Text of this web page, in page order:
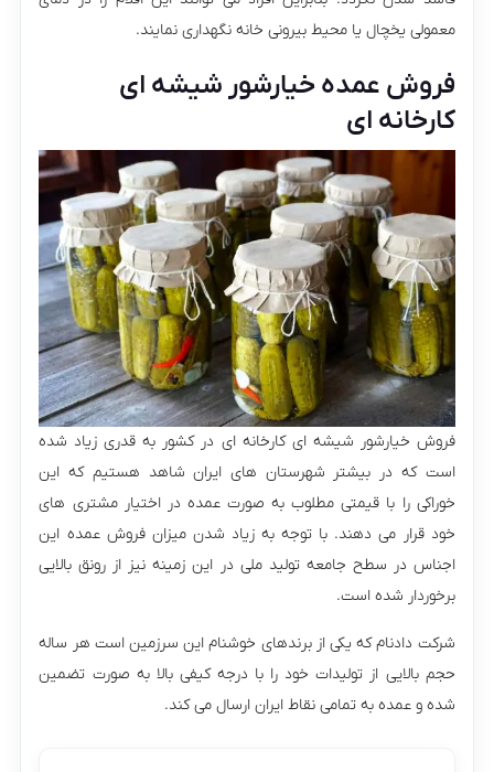
معمولی یخچال یا محیط بیرونی خانه نگهداری نمایند.
فروش عمده خیارشور شیشه ای
کارخانه ای
فروش خیارشور شیشه ای کارخانه ای در کشور به قدری زیاد شده
است که در بیشتر شهرستان های ایران شاهد هستیم که این
خوراکی را با قیمتی مطلوب به صورت عمده در اختیار مشتری های
خود قرار می دهند. با توجه به زیاد شدن میزان فروش عمده این
اجناس در سطح جامعه تولید ملی در این زمینه نیز از رونق بالایی
برخوردار شده است.
شرکت دادنام که یکی از برندهای خوشنام این سرزمین است هر ساله
حجم بالایی از تولیدات خود را با درجه کیفی بالا به صورت تضمین
شده و عمده به تمامی نقاط ایران ارسال می کند.